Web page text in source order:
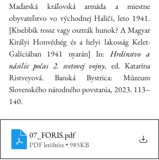
Maďarská kráľovská armáda a miestne
obyvateľstvo vo východnej Haliči, leto 1941.
[Kisebbik rossz vagy osztrák hunok? A Magyar
Királyi Honvédség és a helyi lakosság Kelet-
Galíciában 1941 nyarán] In: Hrdinstvo a
násilie počas 2. svetovej vojny, ed. Katarína
Ristveyová. Banská Bystrica: Múzeum
Slovenského národného povstania, 2023. 113–
140.
07_FORIS.pdf
PDF letöltése • 985KB